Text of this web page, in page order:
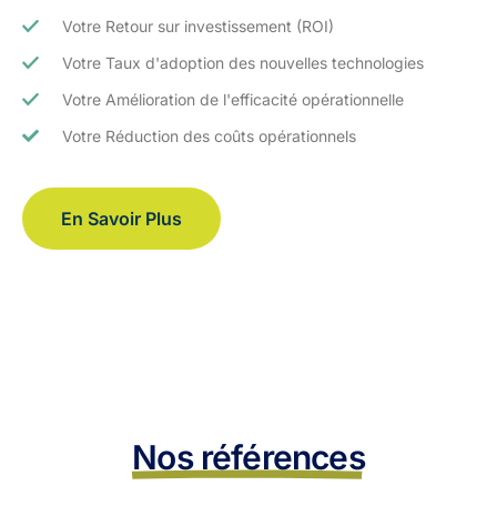
Votre Retour sur investissement (ROI)
Votre Taux d'adoption des nouvelles technologies
Votre Amélioration de l'efficacité opérationnelle
Votre Réduction des coûts opérationnels
En Savoir Plus
Nos références